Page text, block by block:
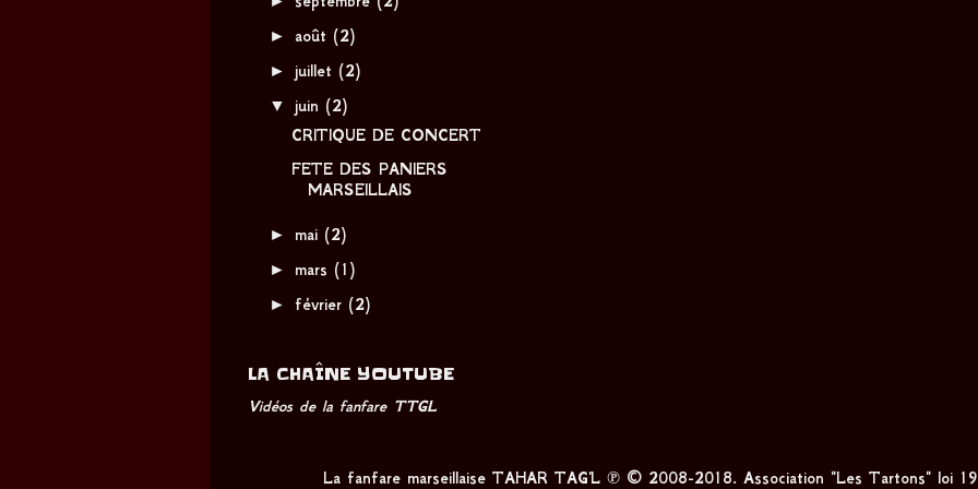
► août (2)
► juillet (2)
▼ juin (2)
CRITIQUE DE CONCERT
FETE DES PANIERS
MARSEILLAIS
► mai (2)
► mars (1)
► février (2)
LA CHAÎNE YOUTUBE
Vidéos de la fanfare TTGL
La fanfare marseillaise TAHAR TAG'L ℗ © 2008-2018. Association "Les Tartons" loi